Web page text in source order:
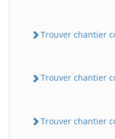
Trouver chantier
Trouver chantier
Trouver chantier